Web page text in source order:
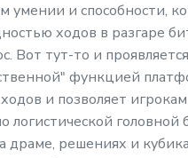
умении и способности,
ходов в разгаре
тут-то и
функцией
и позволяет игрокам
головной
решениях и